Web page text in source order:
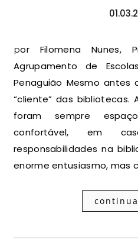
por Filomena Nunes, Professora Bibliotecária,
Agrupamento de
Penaguião Mesmo
“cliente” das bibliotecas.
foram sempre
confortável, em
responsabilidades na
enorme entusiasmo, mas